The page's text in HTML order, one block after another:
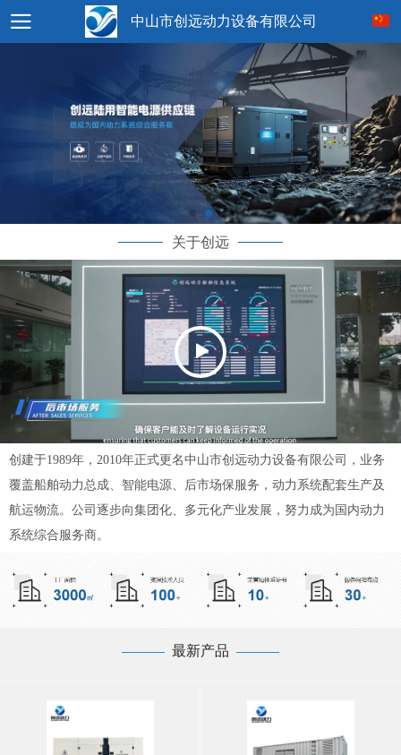
中山市创远动力设备有限公司
关于创远
创建于1989年，2010年正式更名中山市创远动力设备有限公司，业务
覆盖船舶动力总成、智能电源、后市场保服务，动力系统配套生产及
航运物流。公司逐步向集团化、多元化产业发展，努力成为国内动力
系统综合服务商。
——— 最新产品 ———